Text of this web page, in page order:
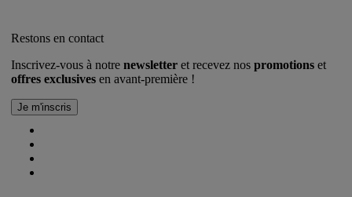
Restons en contact
Inscrivez-vous à notre newsletter et recevez nos promotions et
offres exclusives en avant-première !